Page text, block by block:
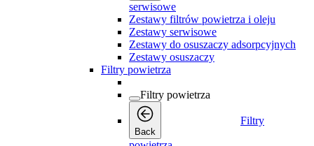
serwisowe
Zestawy filtrów powietrza i oleju
Zestawy serwisowe
Zestawy do osuszaczy adsorpcyjnych
Zestawy osuszaczy
Filtry powietrza
Filtry powietrza
Back
Filtry